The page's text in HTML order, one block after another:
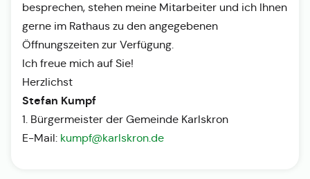
besprechen, stehen meine Mitarbeiter und ich Ihnen
gerne im Rathaus zu den angegebenen
Öffnungszeiten zur Verfügung.
Ich freue mich auf Sie!
Herzlichst
Stefan Kumpf
1. Bürgermeister der Gemeinde Karlskron
E-Mail: kumpf@karlskron.de